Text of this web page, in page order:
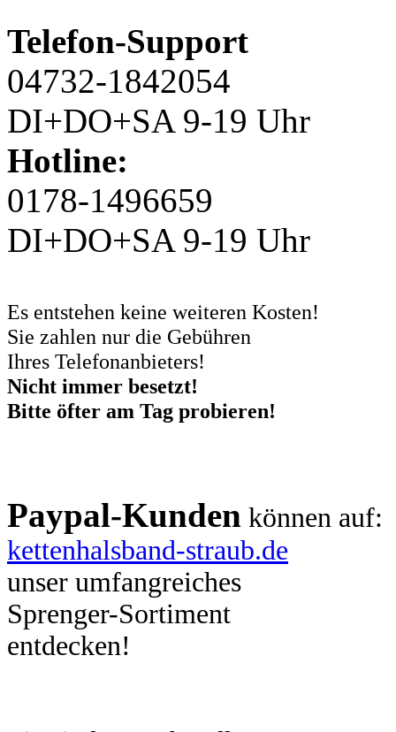
Telefon-Support
04732-1842054
DI+DO+SA 9-19 Uhr
Hotline:
0178-1496659
DI+DO+SA 9-19 Uhr
Es entstehen keine weiteren Kosten!
Sie zahlen nur die Gebühren
Ihres Telefonanbieters!
Nicht immer besetzt!
Bitte öfter am Tag probieren!
Paypal-Kunden können auf:
kettenhalsband-straub.de
unser umfangreiches
Sprenger-Sortiment
entdecken!